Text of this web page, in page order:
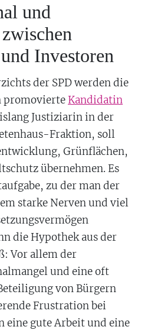
und
Investoren
der SPD werden die
promovierte Kandidatin
Justiziarin in der
Fraktion, soll
Grünflächen,
übernehmen. Es
zu der man der
starke Nerven und viel
die Hypothek aus der
Vor allem der
und eine oft
von Bürgern
Frustration bei
eine gute Arbeit und eine